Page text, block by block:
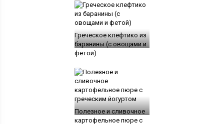
Греческое клефтико из
баранины (с овощами и
фетой)
Полезное и сливочное
картофельное пюре с